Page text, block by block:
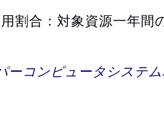
割合：対象資源一年間
ーコンピュータシステ